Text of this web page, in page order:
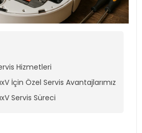
Hizmetleri
İçin Özel Servis Avantajlarımız
Servis Süreci